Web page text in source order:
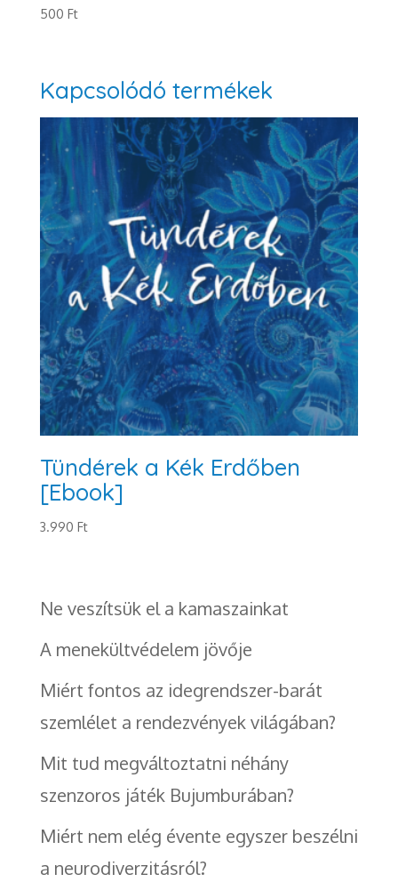
500 Ft
Kapcsolódó termékek
Tündérek a Kék Erdőben
[Ebook]
3.990 Ft
Ne veszítsük el a kamaszainkat
A menekültvédelem jövője
Miért fontos az idegrendszer-barát
szemlélet a rendezvények világában?
Mit tud megváltoztatni néhány
szenzoros játék Bujumburában?
Miért nem elég évente egyszer beszélni
a neurodiverzitásról?